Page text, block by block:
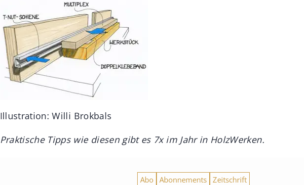
Illustration: Willi Brokbals
Praktische Tipps wie diesen gibt es 7x im Jahr in HolzWerken.
Abo Abonnements Zeitschrift